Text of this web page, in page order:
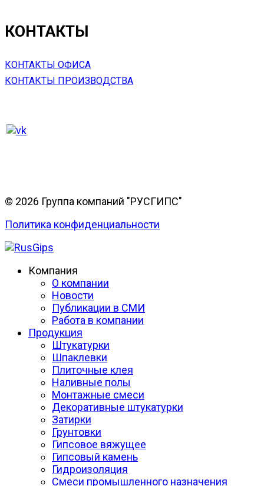
КОНТАКТЫ
КОНТАКТЫ ОФИСА
КОНТАКТЫ ПРОИЗВОДСТВА
© 2026 Группа компаний "РУСГИПС"
Политика конфиденциальности
Компания
О компании
Новости
Публикации в СМИ
Работа в компании
Продукция
Штукатурки
Шпаклевки
Плиточные клея
Наливные полы
Монтажные смеси
Декоративные штукатурки
Затирки
Грунтовки
Гипсовое вяжущее
Гипсовый камень
Гидроизоляция
Смеси промышленного назначения